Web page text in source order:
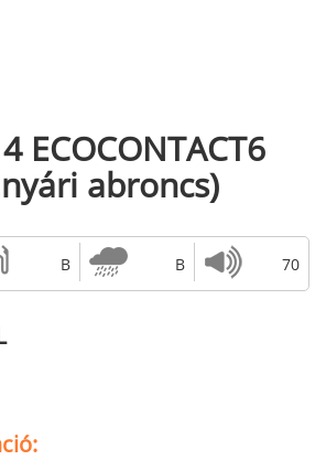
ECOCONTACT6
abroncs)
B B 70